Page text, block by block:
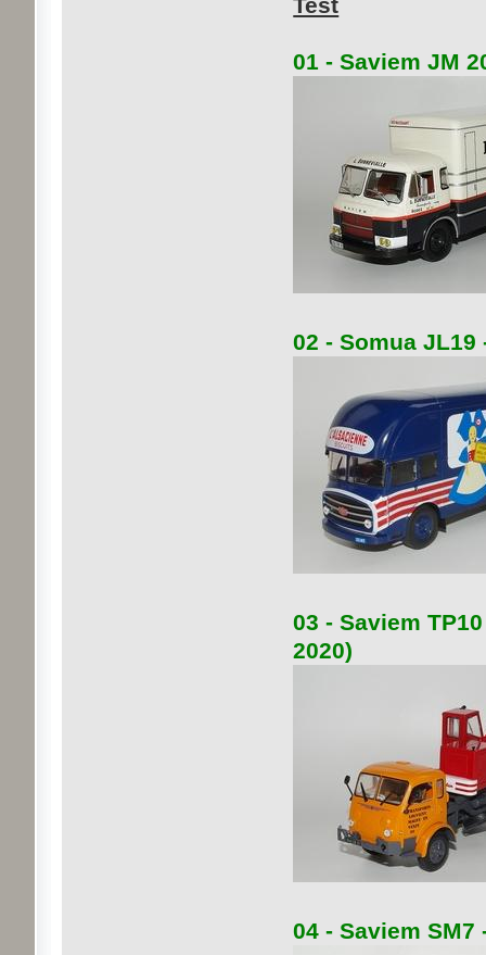
01 - Saviem JM
02 - Somua
03 - Saviem
2020)
04 - Saviem